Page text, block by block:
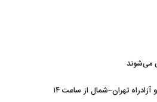
می‌شوند
تهران–شمال از ساعت ۱۴